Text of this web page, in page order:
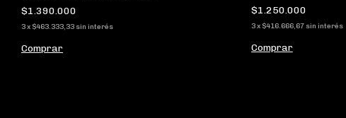
$1.390.000
3x $463.333,33 sin interés
Comprar
$1.250.000
3x $416.666,67 sin interés
Comprar